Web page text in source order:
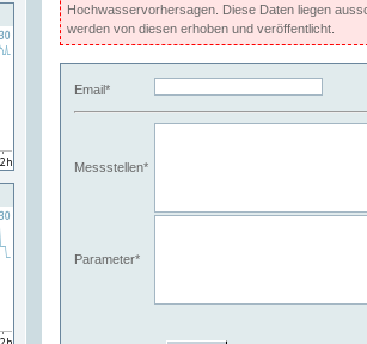
Hochwasservorhersagen. Diese Daten liegen
werden von diesen erhoben und veröffentlicht.
Email*
Messstellen*
Parameter*